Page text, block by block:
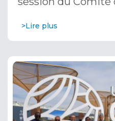
>Lire plus